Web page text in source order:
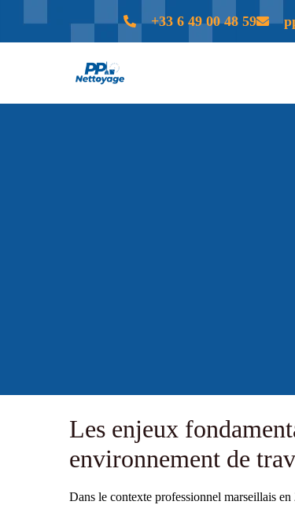
+33 6 49 00 48 59
Les enjeux
environnement de
Dans le contexte professionnel marseillais